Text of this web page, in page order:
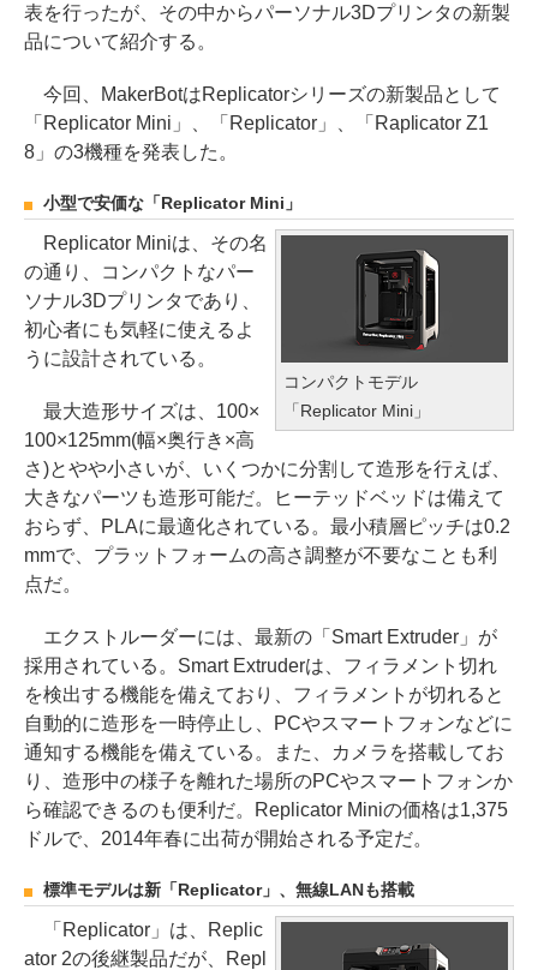
表を行ったが、その中からパーソナル3Dプリンタの新製
品について紹介する。
今回、MakerBotはReplicatorシリーズの新製品として
「Replicator Mini」、「Replicator」、「Raplicator Z1
8」の3機種を発表した。
小型で安価な「Replicator Mini」
コンパクトモデル
「Replicator Mini」
Replicator Miniは、その名
の通り、コンパクトなパー
ソナル3Dプリンタであり、
初心者にも気軽に使えるよ
うに設計されている。
最大造形サイズは、100×
100×125mm(幅×奥行き×高
さ)とやや小さいが、いくつかに分割して造形を行えば、
大きなパーツも造形可能だ。ヒーテッドベッドは備えて
おらず、PLAに最適化されている。最小積層ピッチは0.2
mmで、プラットフォームの高さ調整が不要なことも利
点だ。
エクストルーダーには、最新の「Smart Extruder」が
採用されている。Smart Extruderは、フィラメント切れ
を検出する機能を備えており、フィラメントが切れると
自動的に造形を一時停止し、PCやスマートフォンなどに
通知する機能を備えている。また、カメラを搭載してお
り、造形中の様子を離れた場所のPCやスマートフォンか
ら確認できるのも便利だ。Replicator Miniの価格は1,375
ドルで、2014年春に出荷が開始される予定だ。
標準モデルは新「Replicator」、無線LANも搭載
「Replicator」は、Replic
ator 2の後継製品だが、Repl